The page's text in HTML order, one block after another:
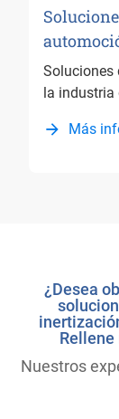
Soluciones
la industria
Más
¿Desea
Nuestros